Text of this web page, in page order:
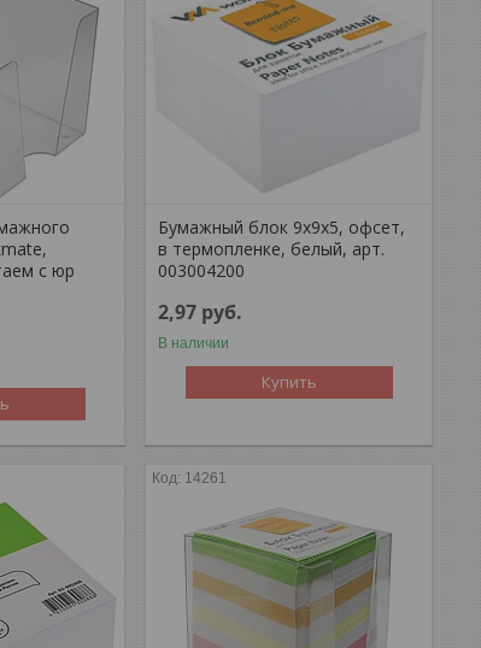
с юр
Бумажный блок 9х9х5, офсет,
в термопленке, белый, арт.
003004200
2,97 руб.
В наличии
Купить
14261